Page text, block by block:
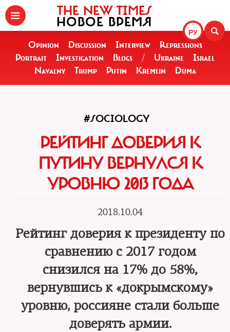
РУ
THE NEW TIMES
НОВОЕ ВРЕМЯ
Opinion Discussion Interview
Repressions
Portrait
Investigation Blogs / Ukraine
Israel
Navalny
Trump Putin Kremlin Duma
#SOCIOLOGY
РЕЙТИНГ ДОВЕРИЯ К
ПУТИНУ ВЕРНУЛСЯ К
УРОВНЮ 2013 ГОДА
2018.10.04
Рейтинг доверия к президенту по
сравнению с 2017 годом
снизился на 17% до 58%,
вернувшись к «докрымскому»
уровню, россияне стали больше
доверять армии.